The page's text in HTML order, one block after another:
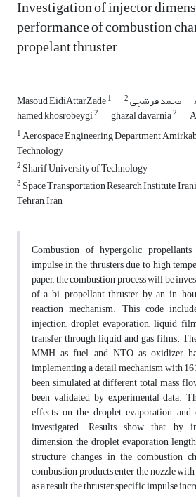
Investigation of injector
performance of combustion
propelant thruster
Masoud EidiAttarZade1 محمد فرشچی2
hamed khosrobeygi2 ghazal davarnia2
1Aerospace Engineering Department
Technology
2 Sharif University of Technology
3 Space Transportation Research Institute,
Tehran, Iran
Combustion of hypergolic
impulse in the thrusters due to high
paper, the combustion process will be
of a bi-propellant thruster by an in-
reaction mechanism. This code
injection, droplet evaporation, liquid
transfer through liquid and gas films.
MMH as fuel and NTO as oxidizer
implementing a detail mechanism with
been simulated at different total mass
been validated by experimental data.
effects on the droplet evaporation and
investigated. Results show that by
dimension, the droplet evaporation
structure changes in the combustion
combustion products enter the nozzle
as a result, the thruster specific impulse